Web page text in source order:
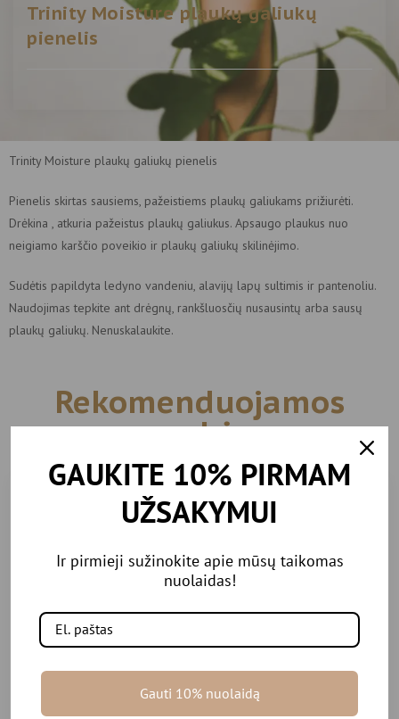
Trinity Moisture plaukų galiukų
pienelis
Trinity Moisture plaukų galiukų pienelis
Pienelis skirtas sausiems, pažeistiems plaukų galiukams prižiurėti.
Drėkina , atkuria pažeistus plaukų galiukus. Apsaugo plaukus nuo
neigiamo karščio poveikio ir plaukų galiukų skilinėjimo.
Sudėtis papildyta ledyno vandeniu, alavijų lapų sultimis ir pantenoliu.
Naudojimas tepkite ant drėgnų, rankšluosčių nusausintų arba sausų
plaukų galiukų. Nenuskalaukite.
Rekomenduojamos
prekės
tausojantis dažytų plaukų
priežiūros šampūnas
MK2 LIMITED EDITION
POPPING CHAMPAGNE SS22
GAUKITE 10% PIRMAM
UŽSAKYMUI
Ir pirmieji sužinokite apie mūsų taikomas
nuolaidas!
Gauti 10% nuolaidą